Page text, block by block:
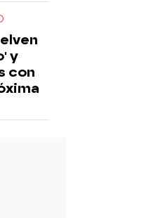
y
con